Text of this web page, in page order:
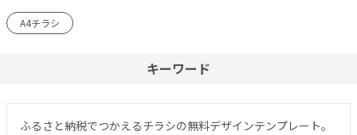
A4チラシ
キーワード
ふるさと納税でつかえるチラシの無料デザインテンプレート。